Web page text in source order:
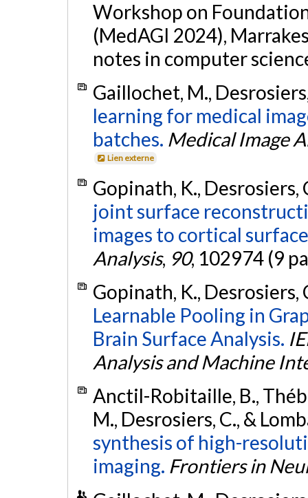
Workshop on
(MedAGI 2024),
notes in computer
Gaillochet, M.,
learning for medical
batches. Medical Image
Lien externe
Gopinath, K., Desrosiers,
joint surface
images to cortical
Analysis, 90, 102974 (9
Gopinath, K., Desrosiers,
Learnable Pooling in
Brain Surface Analysis.
Analysis and Machine
Anctil-Robitaille, B.,
M., Desrosiers, C., &
synthesis of high-
imaging. Frontiers in